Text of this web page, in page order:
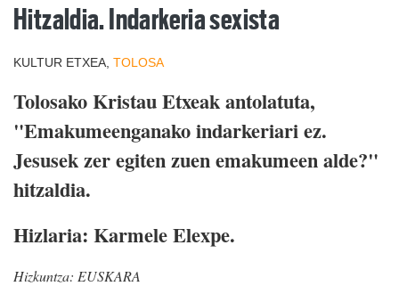
Hitzaldia. Indarkeria sexista
KULTUR ETXEA, TOLOSA
Tolosako Kristau Etxeak antolatuta,
"Emakumeenganako indarkeriari ez.
Jesusek zer egiten zuen emakumeen alde?"
hitzaldia.
Hizlaria: Karmele Elexpe.
Hizkuntza: EUSKARA